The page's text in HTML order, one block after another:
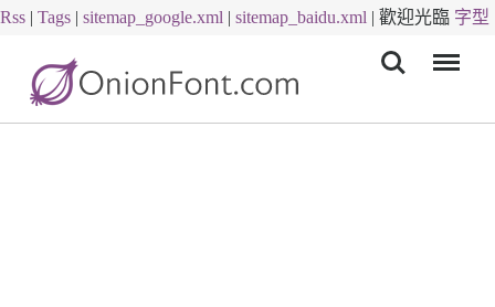
Rss | Tags | sitemap_google.xml | sitemap_baidu.xml | 歡迎光臨 字型